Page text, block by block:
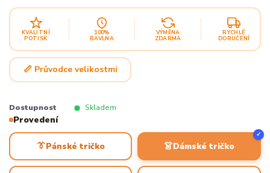
KVALITNÍ
POTISK
100%
BAVLNA
VÝMĚNA
ZDARMA
RYCHLÉ
DORUČENÍ
📏 Průvodce velikostmi
Dostupnost Skladem
Provedení
👔Pánské tričko 👗Dámské tričko
✓